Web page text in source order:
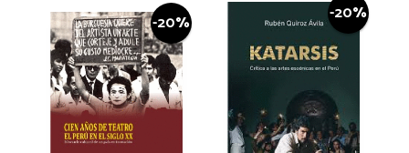
-20% -20%